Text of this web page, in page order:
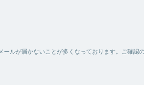
ルが届かないことが多くなっております。ご確認の